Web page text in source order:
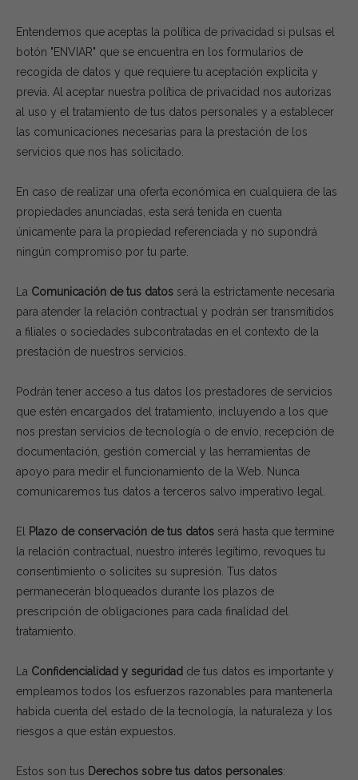
Entendemos que aceptas la política de privacidad si pulsas el
botón "ENVIAR" que se encuentra en los formularios de
recogida de datos y que requiere tu aceptación explicita y
previa. Al aceptar nuestra política de privacidad nos autorizas
al uso y el tratamiento de tus datos personales y a establecer
las comunicaciones necesarias para la prestación de los
servicios que nos has solicitado.
En caso de realizar una oferta económica en cualquiera de las
propiedades anunciadas, esta será tenida en cuenta
únicamente para la propiedad referenciada y no supondrá
ningún compromiso por tu parte.
La Comunicación de tus datos será la estrictamente necesaria
para atender la relación contractual y podrán ser transmitidos
a filiales o sociedades subcontratadas en el contexto de la
prestación de nuestros servicios.
Podrán tener acceso a tus datos los prestadores de servicios
que estén encargados del tratamiento, incluyendo a los que
nos prestan servicios de tecnología o de envío, recepción de
documentación, gestión comercial y las herramientas de
apoyo para medir el funcionamiento de la Web. Nunca
comunicaremos tus datos a terceros salvo imperativo legal.
El Plazo de conservación de tus datos será hasta que termine
la relación contractual, nuestro interés legítimo, revoques tu
consentimiento o solicites su supresión. Tus datos
permanecerán bloqueados durante los plazos de
prescripción de obligaciones para cada finalidad del
tratamiento.
La Confidencialidad y seguridad de tus datos es importante y
empleamos todos los esfuerzos razonables para mantenerla
habida cuenta del estado de la tecnología, la naturaleza y los
riesgos a que están expuestos.
Estos son tus Derechos sobre tus datos personales: